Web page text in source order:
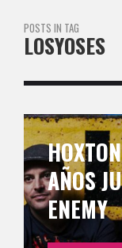
POSTS IN TAG
LOSYOSES
AÑOS
ENEMY